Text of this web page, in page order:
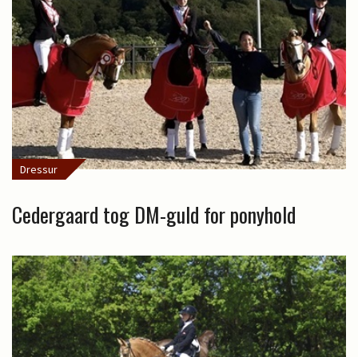
Dressur
Cedergaard tog DM-guld for ponyhold